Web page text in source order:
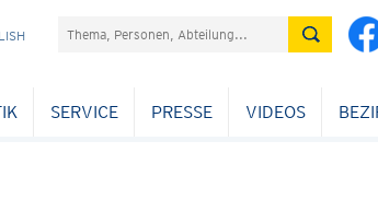
Suchefeld
SERVICE PRESSE VIDEOS